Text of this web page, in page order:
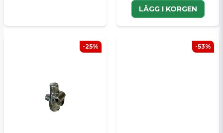
LÄGG I KORGEN
-25% -53%